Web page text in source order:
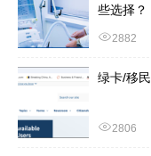
些选择？
2882
绿卡/移
2806